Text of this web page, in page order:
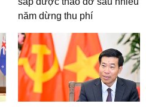
năm dừng thu phí